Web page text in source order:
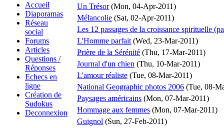
Accueil
Diaporamas
Réseau
social
Forums
Articles
Questions /
Réponses
Echecs en
ligne
Création de
Sudokus
Deconnexion
Un Trésor(Mon, 04-Apr-2011)
Mélancolie (Sat, 02-Apr-2011)
Les 12 passages de la croissance spirituelle
L'Homme parfait (Wed, 23-Mar-2011)
Prière de la Sérénité (Thu, 17-Mar-2011)
Journal d'un chien (Thu, 10-Mar-2011)
L'amour réaliste (Tue, 08-Mar-2011)
National Geographic photos 2006 (Tue, 08-
Paysages américains (Mon, 07-Mar-2011)
Hommage aux femmes (Mon, 07-Mar-2011)
Guignol (Sun, 27-Feb-2011)